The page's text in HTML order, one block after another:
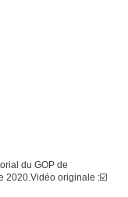
du GOP de
2020.Vidéo originale :☑️